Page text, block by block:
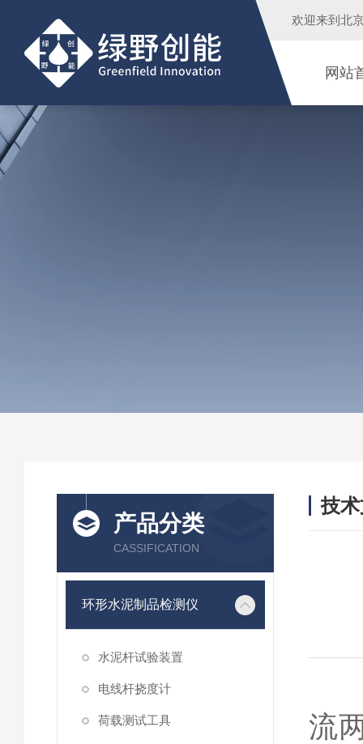
欢迎来到 北
网站
产品分类
CASSIFICATION
环形水泥制品检测仪
水泥杆试验装置
电线杆挠度计
荷载测试工具
技
流